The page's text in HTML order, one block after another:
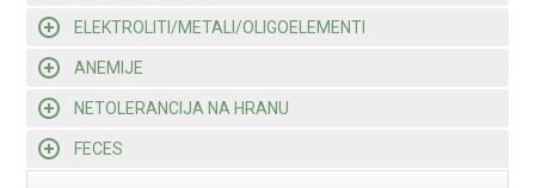
ELEKTROLITI/METALI/OLIGOELEMENTI
ANEMIJE
NETOLERANCIJA NA HRANU
FECES